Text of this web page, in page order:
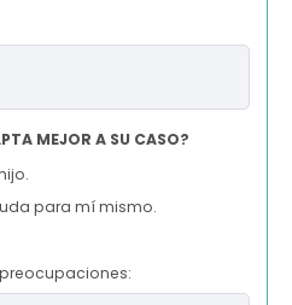
MEJOR A SU CASO?
para mí mismo.